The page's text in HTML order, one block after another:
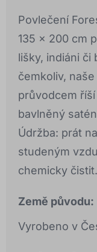
Povlečení
135 x 200 cm
lišky, indiáni či
čemkoliv,
průvodcem
bavlněný
Údržba: prát
studeným
chemicky čistit.
Země původu:
Vyrobeno v